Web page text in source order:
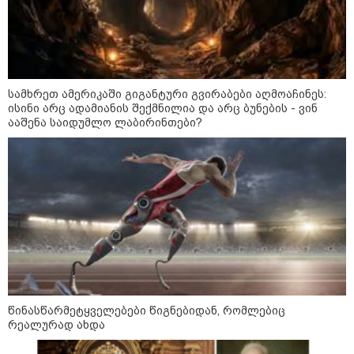
22:45 / 07-08-2026
14 წლის მოზარდმა საკუთარი
პაპა და ბებია მოკლა, შემდეგ კი
სკოლაში ცეცხლი გახსნა - რა
დეტალები ხდება ცნობილი
ბანგკოკში მომხდარი
ტრაგედიიდან
13:24 / 07-08-2026
ევროპაში საწვავის ფასები
მკვეთრად შეიცვალა - რომელ
ქვეყნებშია ბენზინი ყველაზე
ძვირი და ყველაზე იაფი
09:05 / 07-08-2026
მკვლელობა პირდაპირ ეთერში:
ცნობილ "ტიკტოკერს" ლაივის
მომხდარზე მექსიკის პოლიცია
სამხრეთ ამერიკაში გიგანტური გვირაბები აღმოაჩინეს:
ისინი არც ადამიანის შექმნილია და არც ბუნების - ვინ
ააშენა საიდუმლო ლაბირინთები?
წინასწარმეტყველებები წიგნებიდან, რომლებიც
რეალურად ახდა